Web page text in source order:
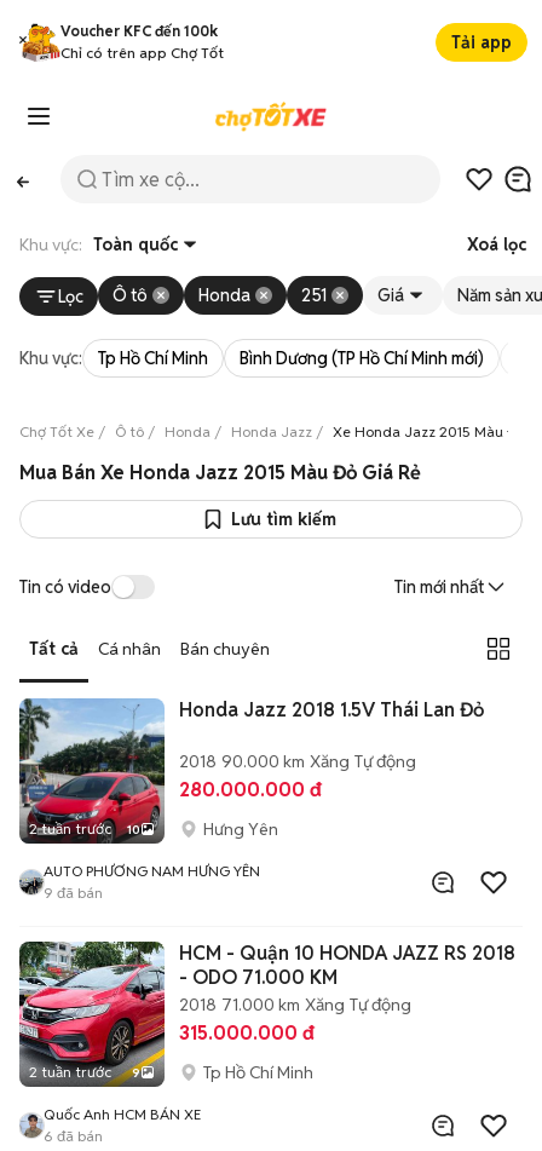
Voucher KFC đến 100k
Chỉ có trên app Chợ Tốt
Tải app
Khu vực: Toàn quốc Xoá lọc
Lọc Ô tô Honda 251 Giá Năm sản
Khu vực: Tp Hồ Chí Minh Bình Dương (TP Hồ Chí Minh mới)
Chợ Tốt Xe Ô tô Honda Honda Jazz Xe Honda Jazz 2015 Màu Đỏ
Mua Bán Xe Honda Jazz 2015 Màu Đỏ Giá Rẻ
Lưu tìm kiếm
Tin có video Tin mới nhất
Tất cả Cá nhân Bán chuyên
2 tuần trước 10
Honda Jazz 2018 1.5V Thái Lan Đỏ
2018 90.000 km Xăng Tự động
280.000.000 đ
Hưng Yên
AUTO PHƯƠNG NAM HƯNG YÊN
9 đã bán
2 tuần trước 9
HCM - Quận 10 HONDA JAZZ RS 2018
- ODO 71.000 KM
2018 71.000 km Xăng Tự động
315.000.000 đ
Tp Hồ Chí Minh
Quốc Anh HCM BÁN XE
6 đã bán